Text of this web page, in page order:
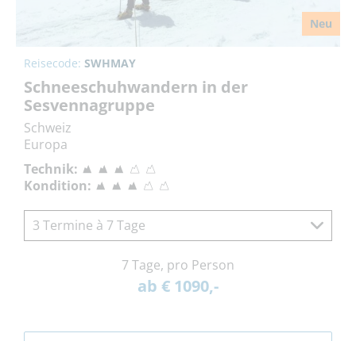
Neu
Reisecode: SWHMAY
Schneeschuhwandern in der
Sesvennagruppe
Schweiz
Europa
Technik:
Kondition:
3 Termine à 7 Tage
7 Tage, pro Person
ab € 1090,-